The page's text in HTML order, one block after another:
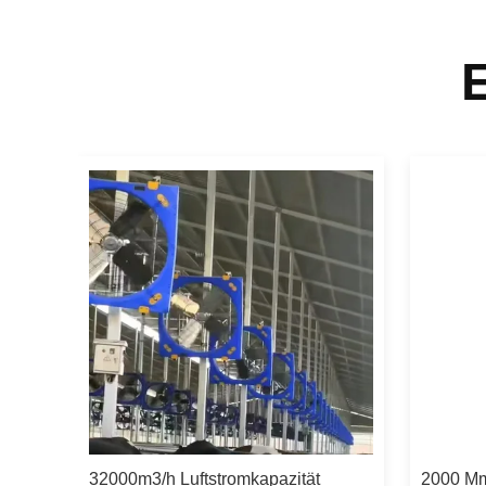
32000m3/h Luftstromkapazität 2000